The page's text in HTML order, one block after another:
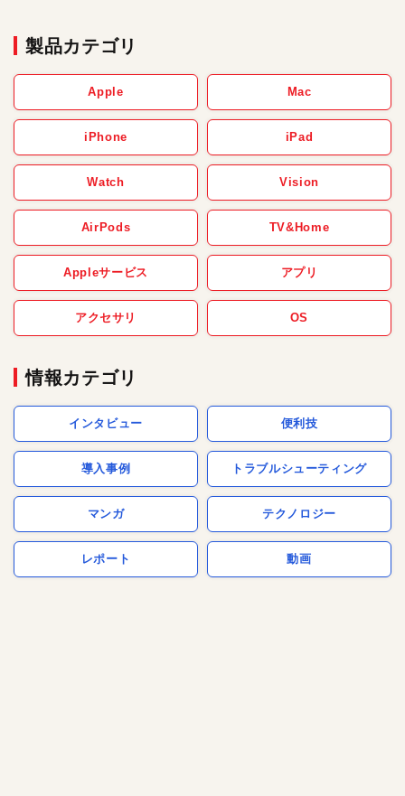
製品カテゴリ
Apple Mac
iPhone iPad
Watch Vision
AirPods TV&Home
Appleサービス アプリ
アクセサリ OS
情報カテゴリ
インタビュー 便利技
導入事例 トラブルシューティング
マンガ テクノロジー
レポート 動画